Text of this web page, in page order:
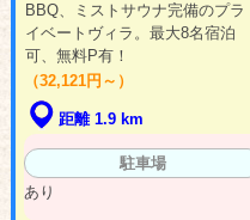
BBQ、ミストサウナ完備のプラ
イベートヴィラ。最大8名宿泊
可、無料P有！
（32,121円～）
距離 1.9 km
駐車場
あり